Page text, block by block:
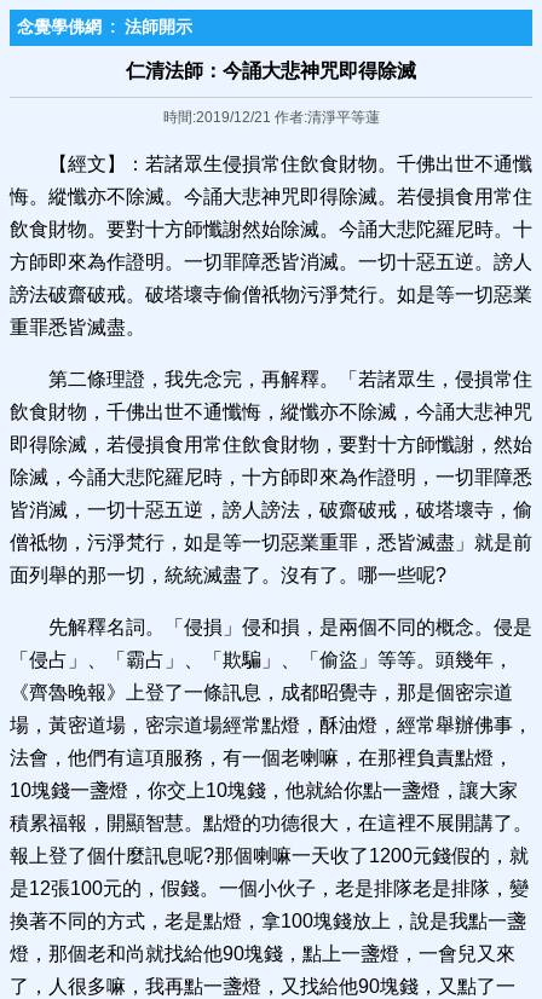
念覺學佛網 : 法師開示
仁清法師：今誦大悲神咒即得除滅
時間:2019/12/21 作者:清淨平等蓮
【經文】：若諸眾生侵損常住飲食財物。千佛出世不通懺
悔。縱懺亦不除滅。今誦大悲神咒即得除滅。若侵損食用常住
飲食財物。要對十方師懺謝然始除滅。今誦大悲陀羅尼時。十
方師即來為作證明。一切罪障悉皆消滅。一切十惡五逆。謗人
謗法破齋破戒。破塔壞寺偷僧祇物污淨梵行。如是等一切惡業
重罪悉皆滅盡。
第二條理證，我先念完，再解釋。「若諸眾生，侵損常住
飲食財物，千佛出世不通懺悔，縱懺亦不除滅，今誦大悲神咒
即得除滅，若侵損食用常住飲食財物，要對十方師懺謝，然始
除滅，今誦大悲陀羅尼時，十方師即來為作證明，一切罪障悉
皆消滅，一切十惡五逆，謗人謗法，破齋破戒，破塔壞寺，偷
僧祗物，污淨梵行，如是等一切惡業重罪，悉皆滅盡」就是前
面列舉的那一切，統統滅盡了。沒有了。哪一些呢?
先解釋名詞。「侵損」侵和損，是兩個不同的概念。侵是
「侵占」、「霸占」、「欺騙」、「偷盜」等等。頭幾年，
《齊魯晚報》上登了一條訊息，成都昭覺寺，那是個密宗道
場，黃密道場，密宗道場經常點燈，酥油燈，經常舉辦佛事，
法會，他們有這項服務，有一個老喇嘛，在那裡負責點燈，
10塊錢一盞燈，你交上10塊錢，他就給你點一盞燈，讓大家
積累福報，開顯智慧。點燈的功德很大，在這裡不展開講了。
報上登了個什麼訊息呢?那個喇嘛一天收了1200元錢假的，就
是12張100元的，假錢。一個小伙子，老是排隊老是排隊，變
換著不同的方式，老是點燈，拿100塊錢放上，說是我點一盞
燈，那個老和尚就找給他90塊錢，點上一盞燈，一會兒又來
了，人很多嘛，我再點一盞燈，又找給他90塊錢，又點了一